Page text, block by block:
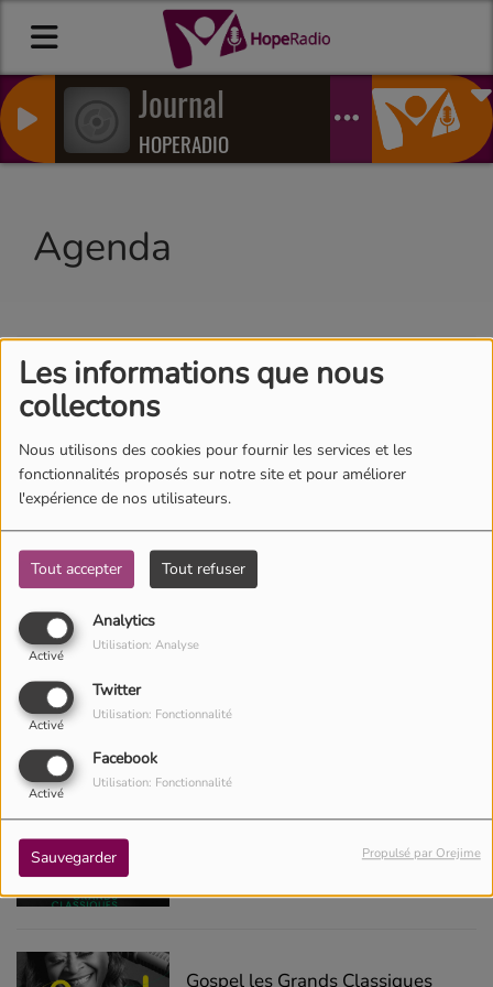
Les informations que nous
collectons
Nous utilisons des cookies pour fournir les services et les
fonctionnalités proposés sur notre site et pour améliorer
l'expérience de nos utilisateurs.
Tout accepter Tout refuser
Analytics
Activé
Utilisation: Analyse
Twitter
Activé
Utilisation: Fonctionnalité
Facebook
Activé
Utilisation: Fonctionnalité
Sauvegarder Propulsé par Orejime
Journal
HOPERADIO
Agenda
Recherche par lieu
ACTUELLEMENT
Gospel les Grands Classiques